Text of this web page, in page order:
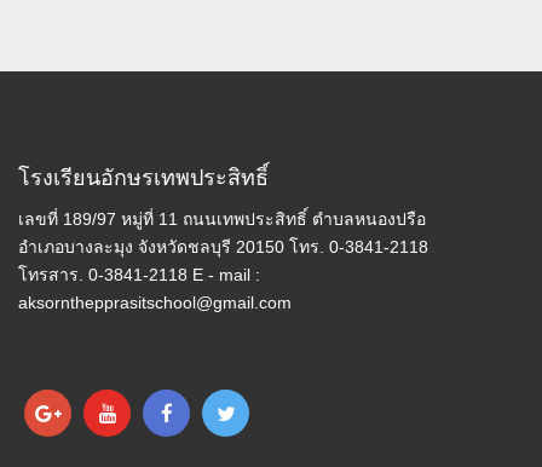
โรงเรียนอักษรเทพประสิทธิ์
เลขที่ 189/97 หมู่ที่ 11 ถนนเทพประสิทธิ์ ตำบลหนองปรือ
อำเภอบางละมุง จังหวัดชลบุรี 20150 โทร. 0-3841-2118
โทรสาร. 0-3841-2118 E - mail :
aksornthepprasitschool@gmail.com